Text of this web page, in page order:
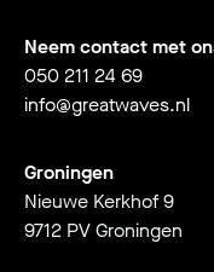
Neem contact met
050 211 24 69
info@greatwaves.nl
Groningen
Nieuwe Kerkhof 9
9712 PV Groningen